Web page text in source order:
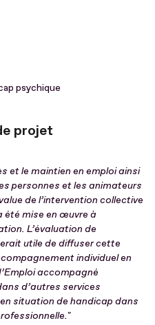
psychique
projet
et le maintien en emploi ainsi
personnes et les animateurs
de l’intervention collective
été mise en œuvre à
L’évaluation de
utile de diffuser cette
individuel en
accompagné
d’autres services
situation de handicap dans